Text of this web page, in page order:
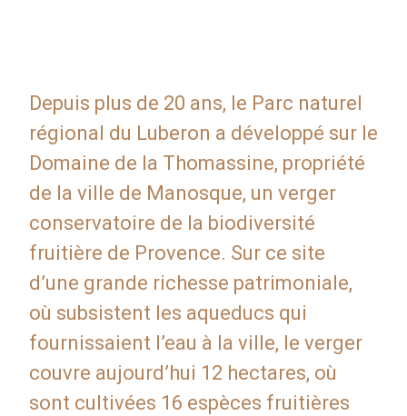
Depuis plus de 20 ans, le Parc naturel
régional du Luberon a développé sur le
Domaine de la Thomassine, propriété
de la ville de Manosque, un verger
conservatoire de la biodiversité
fruitière de Provence. Sur ce site
d’une grande richesse patrimoniale,
où subsistent les aqueducs qui
fournissaient l’eau à la ville, le verger
couvre aujourd’hui 12 hectares, où
sont cultivées 16 espèces fruitières